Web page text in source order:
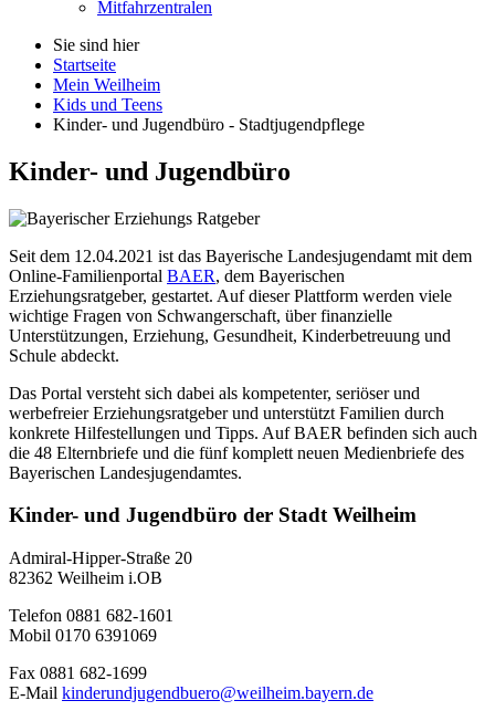
Mitfahrzentralen
Sie sind hier
Startseite
Mein Weilheim
Kids und Teens
Kinder- und Jugendbüro - Stadtjugendpflege
Kinder- und Jugendbüro
Seit dem 12.04.2021 ist das Bayerische Landesjugendamt mit dem
Online-Familienportal BAER, dem Bayerischen
Erziehungsratgeber, gestartet. Auf dieser Plattform werden viele
wichtige Fragen von Schwangerschaft, über finanzielle
Unterstützungen, Erziehung, Gesundheit, Kinderbetreuung und
Schule abdeckt.
Das Portal versteht sich dabei als kompetenter, seriöser und
werbefreier Erziehungsratgeber und unterstützt Familien durch
konkrete Hilfestellungen und Tipps. Auf BAER befinden sich auch
die 48 Elternbriefe und die fünf komplett neuen Medienbriefe des
Bayerischen Landesjugendamtes.
Kinder- und Jugendbüro der Stadt Weilheim
Admiral-Hipper-Straße 20
82362 Weilheim i.OB
Telefon 0881 682-1601
Mobil 0170 6391069
Fax 0881 682-1699
E-Mail kinderundjugendbuero@weilheim.bayern.de